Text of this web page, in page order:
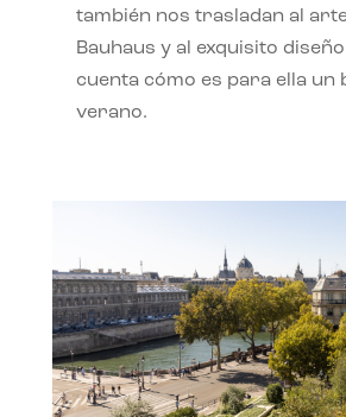
también nos trasladan al
Bauhaus y al exquisito
cuenta cómo es para ella un
verano.